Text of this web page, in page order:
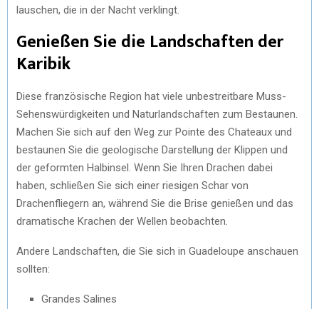
lauschen, die in der Nacht verklingt.
Genießen Sie die Landschaften der
Karibik
Diese französische Region hat viele unbestreitbare Muss-
Sehenswürdigkeiten und Naturlandschaften zum Bestaunen.
Machen Sie sich auf den Weg zur Pointe des Chateaux und
bestaunen Sie die geologische Darstellung der Klippen und
der geformten Halbinsel. Wenn Sie Ihren Drachen dabei
haben, schließen Sie sich einer riesigen Schar von
Drachenfliegern an, während Sie die Brise genießen und das
dramatische Krachen der Wellen beobachten.
Andere Landschaften, die Sie sich in Guadeloupe anschauen
sollten:
Grandes Salines